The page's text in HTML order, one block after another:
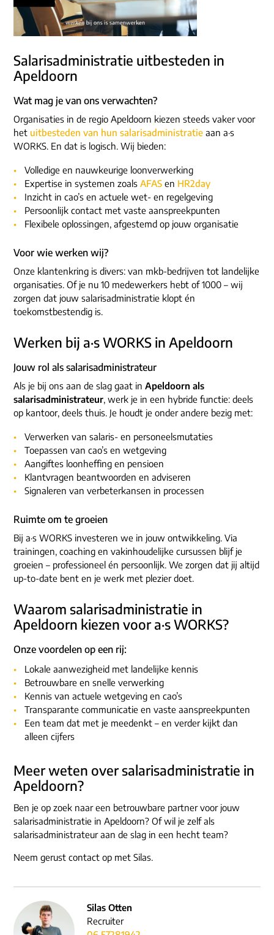
Salarisadministratie uitbesteden in
Apeldoorn
Wat mag je van ons verwachten?
Organisaties in de regio Apeldoorn kiezen steeds vaker voor
het uitbesteden van hun salarisadministratie aan a·s
WORKS. En dat is logisch. Wij bieden:
Volledige en nauwkeurige loonverwerking
Expertise in systemen zoals AFAS en HR2day
Inzicht in cao’s en actuele wet- en regelgeving
Persoonlijk contact met vaste aanspreekpunten
Flexibele oplossingen, afgestemd op jouw organisatie
Voor wie werken wij?
Onze klantenkring is divers: van mkb-bedrijven tot landelijke
organisaties. Of je nu 10 medewerkers hebt of 1000 – wij
zorgen dat jouw salarisadministratie klopt én
toekomstbestendig is.
Werken bij a·s WORKS in Apeldoorn
Jouw rol als salarisadministrateur
Als je bij ons aan de slag gaat in Apeldoorn als
salarisadministrateur, werk je in een hybride functie: deels
op kantoor, deels thuis. Je houdt je onder andere bezig met:
Verwerken van salaris- en personeelsmutaties
Toepassen van cao’s en wetgeving
Aangiftes loonheffing en pensioen
Klantvragen beantwoorden en adviseren
Signaleren van verbeterkansen in processen
Ruimte om te groeien
Bij a·s WORKS investeren we in jouw ontwikkeling. Via
trainingen, coaching en vakinhoudelijke cursussen blijf je
groeien – professioneel én persoonlijk. We zorgen dat jij altijd
up-to-date bent en je werk met plezier doet.
Waarom salarisadministratie in
Apeldoorn kiezen voor a·s WORKS?
Onze voordelen op een rij:
Lokale aanwezigheid met landelijke kennis
Betrouwbare en snelle verwerking
Kennis van actuele wetgeving en cao’s
Transparante communicatie en vaste aanspreekpunten
Een team dat met je meedenkt – en verder kijkt dan
alleen cijfers
Meer weten over salarisadministratie in
Apeldoorn?
Ben je op zoek naar een betrouwbare partner voor jouw
salarisadministratie in Apeldoorn? Of wil je zelf als
salarisadministrateur aan de slag in een hecht team?
Neem gerust contact op met Silas.
Silas Otten
Recruiter